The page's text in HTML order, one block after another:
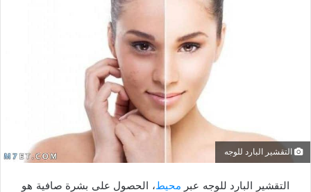
التقشير البارد للوجه
التقشير البارد للوجه عبر محيط، الحصول على بشرة صافية هو